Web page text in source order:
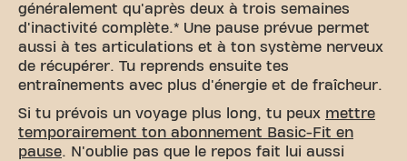
généralement qu'après deux à trois semaines
d'inactivité complète.* Une pause prévue permet
aussi à tes articulations et à ton système nerveux
de récupérer. Tu reprends ensuite tes
entraînements avec plus d'énergie et de fraîcheur.
Si tu prévois un voyage plus long, tu peux mettre
temporairement ton abonnement Basic-Fit en
pause. N'oublie pas que le repos fait lui aussi